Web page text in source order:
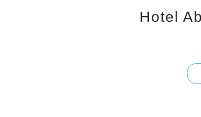
Hotel